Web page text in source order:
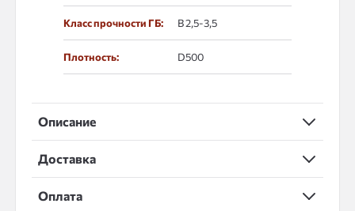
Класс прочности ГБ: В 2,5-3,5
Плотность: D500
Описание
Доставка
Оплата